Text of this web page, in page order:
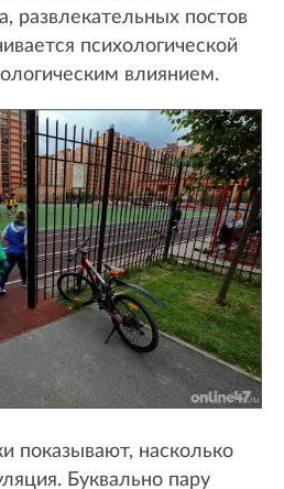
развлекательных постов
психологической
влиянием.
показывают, насколько
Буквально пару